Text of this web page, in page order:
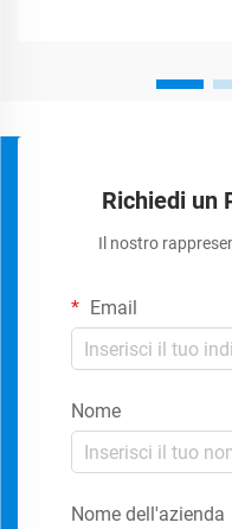
Richiedi un
Il nostro
Email
Nome
Nome dell'azienda